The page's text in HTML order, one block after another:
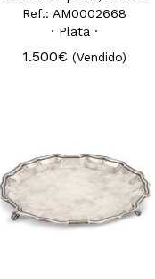
Ref.: AM0002668
· Plata ·
1.500€(Vendido)